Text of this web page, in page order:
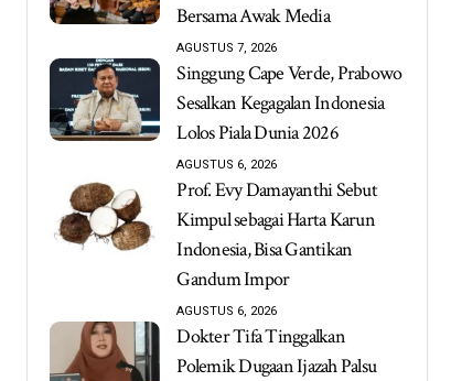
Bersama Awak Media
AGUSTUS 7, 2026
Singgung Cape Verde, Prabowo
Sesalkan Kegagalan Indonesia
Lolos Piala Dunia 2026
AGUSTUS 6, 2026
Prof. Evy Damayanthi Sebut
Kimpul sebagai Harta Karun
Indonesia, Bisa Gantikan
Gandum Impor
AGUSTUS 6, 2026
Dokter Tifa Tinggalkan
Polemik Dugaan Ijazah Palsu